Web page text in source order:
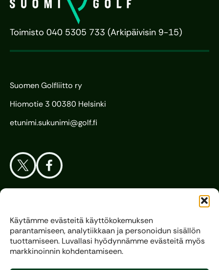
Käytämme evästeitä käyttökokemuksen
parantamiseen, analytiikkaan ja personoidun sisällön
tuottamiseen. Luvallasi hyödynnämme evästeitä myös
markkinoinnin kohdentamiseen.
Toimisto 040 5305 733 (Arkipäivisin 9-15)
Suomen Golfliitto ry
Hiomotie 3 00380 Helsinki
etunimi.sukunimi@golf.fi
Liitto